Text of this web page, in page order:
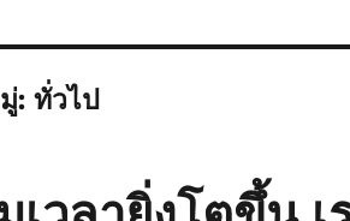
:ทั่วไป